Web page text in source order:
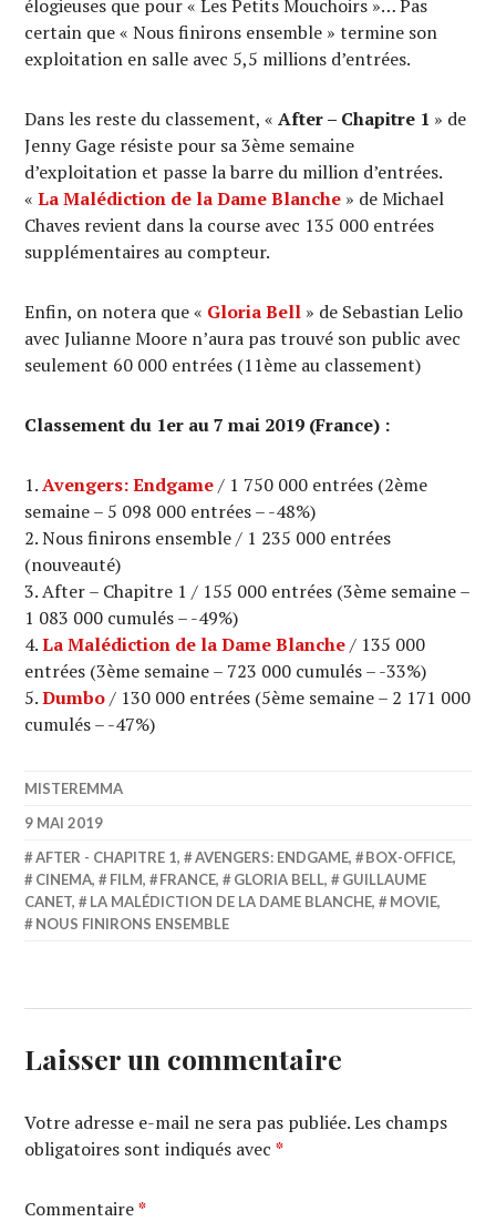
élogieuses que pour « Les Petits Mouchoirs »… Pas
certain que « Nous finirons ensemble » termine son
exploitation en salle avec 5,5 millions d’entrées.
Dans les reste du classement, «After – Chapitre 1 » de
Jenny Gage résiste pour sa 3ème semaine
d’exploitation et passe la barre du million d’entrées.
«La Malédiction de la Dame Blanche » de Michael
Chaves revient dans la course avec 135 000 entrées
supplémentaires au compteur.
Enfin, on notera que « Gloria Bell » de Sebastian Lelio
avec Julianne Moore n’aura pas trouvé son public avec
seulement 60 000 entrées (11ème au classement)
Classement du 1er au 7 mai 2019 (France) :
Avengers: Endgame/ 1 750 000 entrées (2ème
semaine – 5 098 000 entrées – -48%)
Nous finirons ensemble / 1 235 000 entrées
(nouveauté)
After – Chapitre 1 / 155 000 entrées (3ème semaine –
1 083 000 cumulés – -49%)
La Malédiction de la Dame Blanche/ 135 000
entrées (3ème semaine – 723 000 cumulés – -33%)
Dumbo/ 130 000 entrées (5ème semaine – 2 171 000
cumulés – -47%)
MISTEREMMA
9 MAI 2019
AFTER - CHAPITRE 1, AVENGERS: ENDGAME, BOX-OFFICE,
CINEMA, FILM, FRANCE, GLORIA BELL,
GUILLAUME
CANET, LA MALÉDICTION DE LA DAME BLANCHE, MOVIE,
NOUS FINIRONS ENSEMBLE
Laisser un commentaire
Votre adresse e-mail ne sera pas publiée. Les champs
obligatoires sont indiqués avec*
Commentaire*